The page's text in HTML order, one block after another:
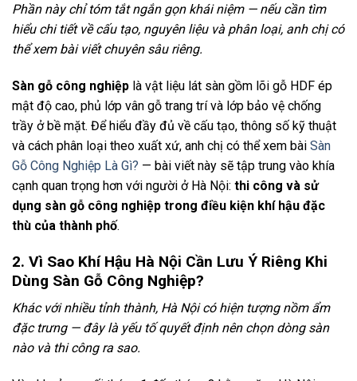
Phần này chỉ tóm tắt ngắn gọn khái niệm — nếu cần tìm
hiểu chi tiết về cấu tạo, nguyên liệu và phân loại, anh chị có
thể xem bài viết chuyên sâu riêng.
Sàn gỗ công nghiệp là vật liệu lát sàn gồm lõi gỗ HDF ép
mật độ cao, phủ lớp vân gỗ trang trí và lớp bảo vệ chống
trầy ở bề mặt. Để hiểu đầy đủ về cấu tạo, thông số kỹ thuật
và cách phân loại theo xuất xứ, anh chị có thể xem bài Sàn
Gỗ Công Nghiệp Là Gì? — bài viết này sẽ tập trung vào khía
cạnh quan trọng hơn với người ở Hà Nội: thi công và sử
dụng sàn gỗ công nghiệp trong điều kiện khí hậu đặc
thù của thành phố.
2. Vì Sao Khí Hậu Hà Nội Cần Lưu Ý Riêng Khi
Dùng Sàn Gỗ Công Nghiệp?
Khác với nhiều tỉnh thành, Hà Nội có hiện tượng nồm ẩm
đặc trưng — đây là yếu tố quyết định nên chọn dòng sàn
nào và thi công ra sao.